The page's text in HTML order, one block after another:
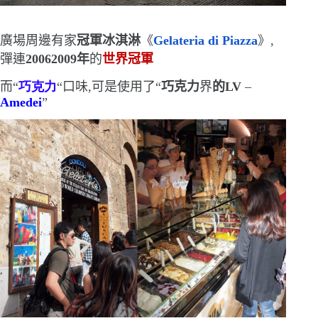
廣場周邊有家冠軍冰淇淋《Gelateria di Piazza》,
彈連20062009年的世界冠軍
而“巧克力“口味,可是使用了“巧克力界的LV –
Amedei”